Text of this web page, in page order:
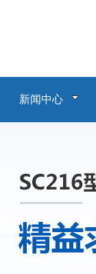
新闻中心